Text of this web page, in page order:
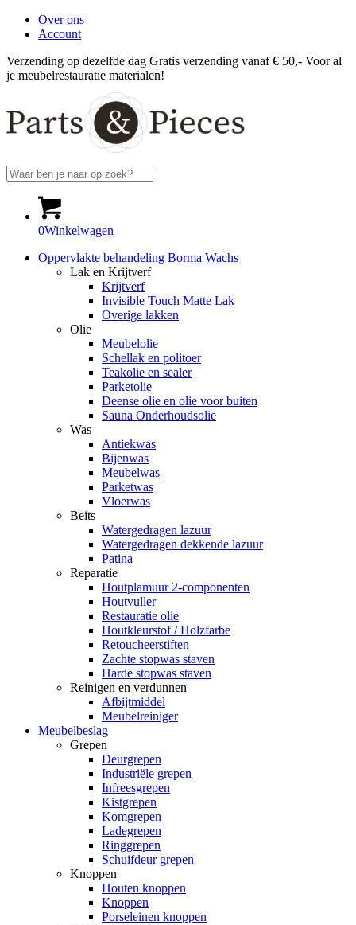
Over ons
Account
Verzending op dezelfde dag Gratis verzending vanaf € 50,- Voor al
je meubelrestauratie materialen!
0Winkelwagen
Oppervlakte behandeling Borma Wachs
Lak en Krijtverf
Krijtverf
Invisible Touch Matte Lak
Overige lakken
Olie
Meubelolie
Schellak en politoer
Teakolie en sealer
Parketolie
Deense olie en olie voor buiten
Sauna Onderhoudsolie
Was
Antiekwas
Bijenwas
Meubelwas
Parketwas
Vloerwas
Beits
Watergedragen lazuur
Watergedragen dekkende lazuur
Patina
Reparatie
Houtplamuur 2-componenten
Houtvuller
Restauratie olie
Houtkleurstof / Holzfarbe
Retoucheerstiften
Zachte stopwas staven
Harde stopwas staven
Reinigen en verdunnen
Afbijtmiddel
Meubelreiniger
Meubelbeslag
Grepen
Deurgrepen
Industriële grepen
Infreesgrepen
Kistgrepen
Komgrepen
Ladegrepen
Ringgrepen
Schuifdeur grepen
Knoppen
Houten knoppen
Knoppen
Porseleinen knoppen